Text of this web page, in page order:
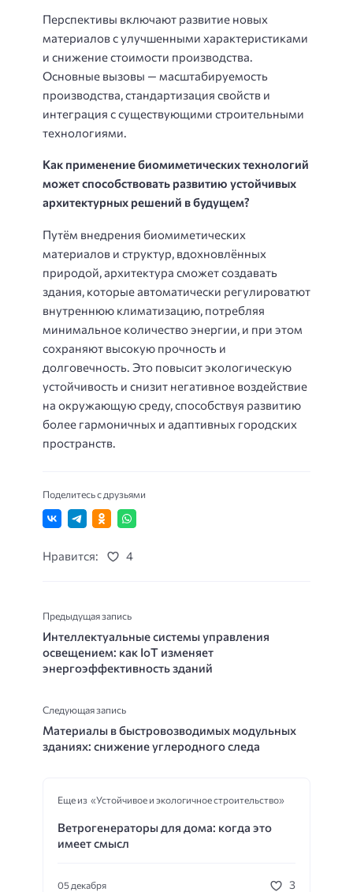
Перспективы включают развитие новых
материалов с улучшенными характеристиками
и снижение стоимости производства.
Основные вызовы — масштабируемость
производства, стандартизация свойств и
интеграция с существующими строительными
технологиями.
Как применение биомиметических технологий
может способствовать развитию устойчивых
архитектурных решений в будущем?
Путём внедрения биомиметических
материалов и структур, вдохновлённых
природой, архитектура сможет создавать
здания, которые автоматически регулироватют
внутреннюю климатизацию, потребляя
минимальное количество энергии, и при этом
сохраняют высокую прочность и
долговечность. Это повысит экологическую
устойчивость и снизит негативное воздействие
на окружающую среду, способствуя развитию
более гармоничных и адаптивных городских
пространств.
Поделитесь с друзьями
Нравится: 4
Предыдущая запись
Интеллектуальные системы управления
освещением: как IoT изменяет
энергоэффективность зданий
Следующая запись
Материалы в быстровозводимых модульных
зданиях: снижение углеродного следа
Еще из «Устойчивое и экологичное строительство»
Ветрогенераторы для дома: когда это
имеет смысл
05 декабря 3